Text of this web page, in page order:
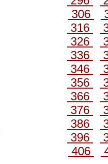
306
316
326
336
346
356
366
376
386
396
406